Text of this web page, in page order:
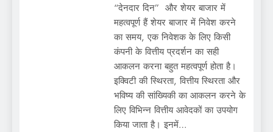
“देनदार दिन” और शेयर बाजार में
महत्वपूर्ण हैं शेयर बाजार में निवेश करने
का समय, एक निवेशक के लिए किसी
कंपनी के वित्तीय प्रदर्शन का सही
आकलन करना बहुत महत्वपूर्ण होता है।
इक्विटी की स्थिरता, वित्तीय स्थिरता और
भविष्य की सांख्यिकी का आकलन करने के
लिए विभिन्न वित्तीय आवेदकों का उपयोग
किया जाता है। इनमें…